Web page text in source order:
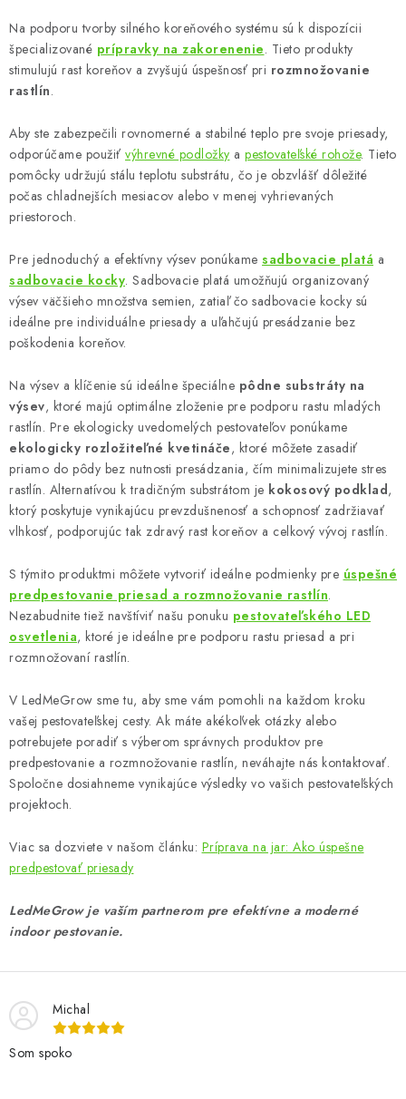
k
y
v
ý
p
i
s
u
Na podporu tvorby silného koreňového systému sú k dispozícii
špecializované prípravky na zakorenenie. Tieto produkty
stimulujú rast koreňov a zvyšujú úspešnosť pri rozmnožovanie
rastlín.
Aby ste zabezpečili rovnomerné a stabilné teplo pre svoje priesady,
odporúčame použiť výhrevné podložky a pestovateľské rohože. Tieto
pomôcky udržujú stálu teplotu substrátu, čo je obzvlášť dôležité
počas chladnejších mesiacov alebo v menej vyhrievaných
priestoroch.
Pre jednoduchý a efektívny výsev ponúkame sadbovacie platá a
sadbovacie kocky. Sadbovacie platá umožňujú organizovaný
výsev väčšieho množstva semien, zatiaľ čo sadbovacie kocky sú
ideálne pre individuálne priesady a uľahčujú presádzanie bez
poškodenia koreňov.
Na výsev a klíčenie sú ideálne špeciálne pôdne substráty na
výsev, ktoré majú optimálne zloženie pre podporu rastu mladých
rastlín. Pre ekologicky uvedomelých pestovateľov ponúkame
ekologicky rozložiteľné kvetináče, ktoré môžete zasadiť
priamo do pôdy bez nutnosti presádzania, čím minimalizujete stres
rastlín. Alternatívou k tradičným substrátom je kokosový podklad,
ktorý poskytuje vynikajúcu prevzdušnenosť a schopnosť zadržiavať
vlhkosť, podporujúc tak zdravý rast koreňov a celkový vývoj rastlín.
S týmito produktmi môžete vytvoriť ideálne podmienky pre úspešné
predpestovanie priesad a rozmnožovanie rastlín.
Nezabudnite tiež navštíviť našu ponuku pestovateľského LED
osvetlenia, ktoré je ideálne pre podporu rastu priesad a pri
rozmnožovaní rastlín.
V LedMeGrow sme tu, aby sme vám pomohli na každom kroku
vašej pestovateľskej cesty. Ak máte akékoľvek otázky alebo
potrebujete poradiť s výberom správnych produktov pre
predpestovanie a rozmnožovanie rastlín, neváhajte nás kontaktovať.
Spoločne dosiahneme vynikajúce výsledky vo vašich pestovateľských
projektoch.
Viac sa dozviete v našom článku: Príprava na jar: Ako úspešne
predpestovať priesady
LedMeGrow je vaším partnerom pre efektívne a moderné
indoor pestovanie.
Michal
Som spoko